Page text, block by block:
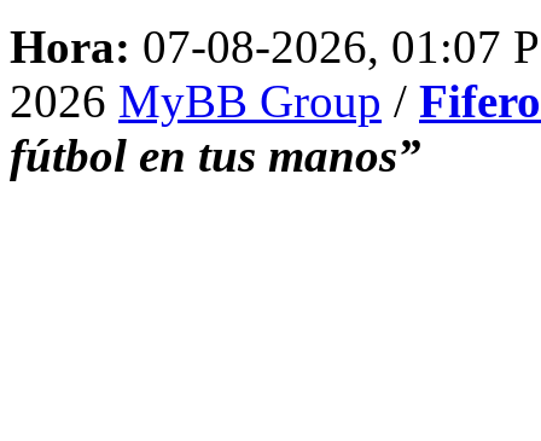
Hora: 07-08-2026, 01:07
2026 MyBB Group /
fútbol en tus manos”